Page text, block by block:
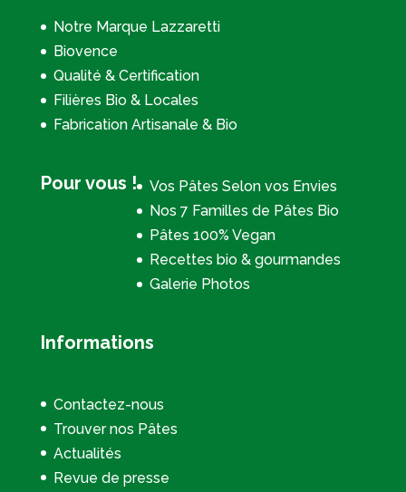
Notre Marque Lazzaretti
Biovence
Qualité & Certification
Filières Bio & Locales
Fabrication Artisanale & Bio
Pour vous !
Vos Pâtes Selon vos Envies
Nos 7 Familles de Pâtes Bio
Pâtes 100% Vegan
Recettes bio & gourmandes
Galerie Photos
Informations
Contactez-nous
Trouver nos Pâtes
Actualités
Revue de presse